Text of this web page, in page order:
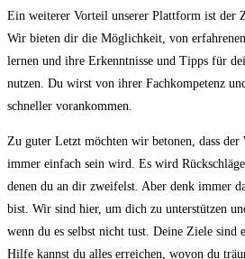
Ein weiterer Vorteil unserer Plattform ‍ist der
Wir bieten dir die Möglichkeit, von
lernen und ihre Erkenntnisse und Tipps für
nutzen. Du wirst von ihrer Fachkompetenz
schneller vorankommen.
Zu guter Letzt möchten wir betonen, dass
immer einfach sein wird. Es wird
denen du an dir zweifelst. Aber denk immer
bist.‍ Wir sind⁢ hier, um dich zu unterstützen
wenn du es selbst nicht tust. Deine Ziele sind
Hilfe kannst du alles​ erreichen, wovon du